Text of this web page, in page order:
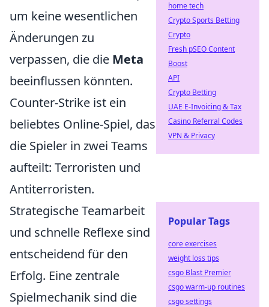
um keine wesentlichen
Änderungen zu
verpassen, die die Meta
beeinflussen könnten.
Counter-Strike ist ein
beliebtes Online-Spiel, das
die Spieler in zwei Teams
aufteilt: Terroristen und
Antiterroristen.
Strategische Teamarbeit
und schnelle Reflexe sind
entscheidend für den
Erfolg. Eine zentrale
Spielmechanik sind die
home tech
Crypto Sports Betting
Crypto
Fresh pSEO Content
Boost
API
Crypto Betting
UAE E-Invoicing & Tax
Casino Referral Codes
VPN & Privacy
Popular Tags
core exercises
weight loss tips
csgo Blast Premier
csgo warm-up routines
csgo settings